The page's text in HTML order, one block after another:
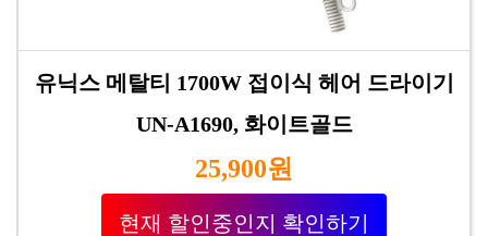
유닉스 메탈티 1700W 접이식 헤어 드라이기
UN-A1690, 화이트골드
25,900원
현재 할인중인지 확인하기